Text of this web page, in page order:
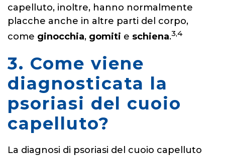
capelluto, inoltre, hanno normalmente
placche anche in altre parti del corpo,
come ginocchia, gomiti e schiena.3,4
3. Come viene
diagnosticata la
psoriasi del cuoio
capelluto?
La diagnosi di psoriasi del cuoio capelluto